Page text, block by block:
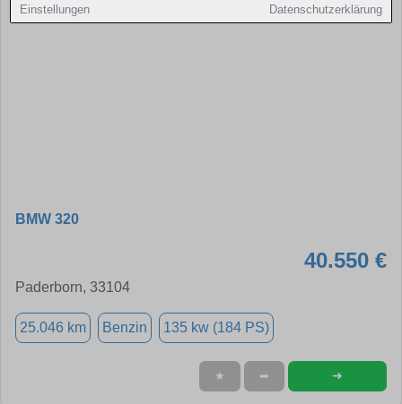
Einstellungen Datenschutzerklärung
BMW 320
40.550 €
Paderborn, 33104
25.046 km Benzin 135 kw (184 PS)
★ ➦ ➜